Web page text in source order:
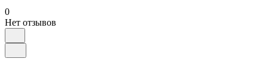
0
Нет отзывов